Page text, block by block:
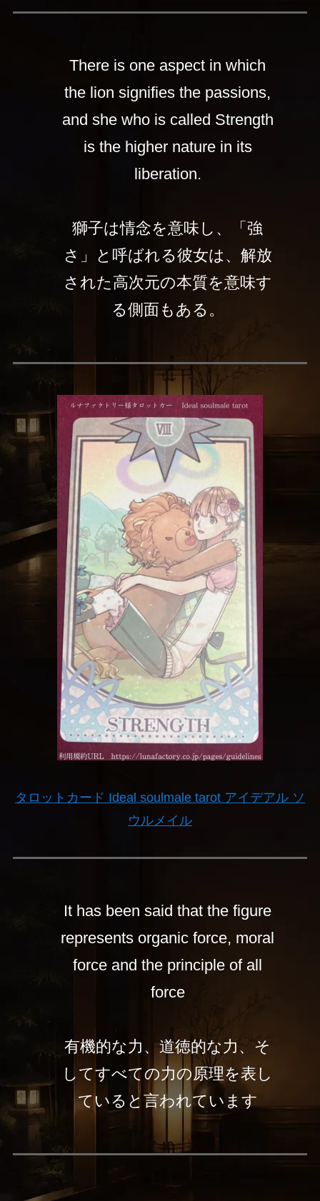
There is one aspect in which
the lion signifies the passions,
and she who is called Strength
is the higher nature in its
liberation.
獅子は情念を意味し、「強
さ」と呼ばれる彼女は、解放
された高次元の本質を意味す
る側面もある。
タロットカード Ideal soulmale tarot アイデアル ソ
ウルメイル
It has been said that the figure
represents organic force, moral
force and the principle of all
force
有機的な力、道徳的な力、そ
してすべての力の原理を表し
ていると言われています